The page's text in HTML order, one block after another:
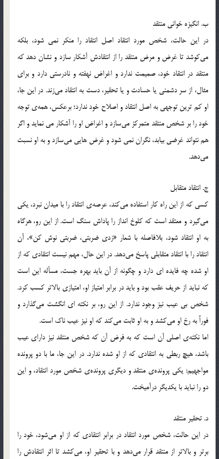
ب. انگیزه خوانی منتقد
در این حالت، شخص مورد انتقاد اصل انتقاد را منکر نمی شود، بلکه
می‌کوشد تا غرض و مرض منتقد را از انتقادش آشکار سازد و نشان دهد که
منتقد در انتقاد خود، صمیمت ندارد و اغراض نهفته و نادرستی دارد و برای
مثال، از سر دشمنی یا حسادت و یا تحقیر، دست به انتقاد می‌زند. در این جا،
او کم ترین توجهی به اصل انتقاد و اصلاح خود ندارد؛ برعکس، همه‌ی توجه
خود را بر شخص منتقد متمرکز می‌سازد و اغراض او را آشکار می نماید و اگر
هم نتواند غرضی بیابد، نگران نمی شود و غرض هایی می‌سازد و به او نسبت
می‌دهد.
ج. انتقاد متقابل
کسی که از این راه کار استفاده می‌کند، عرصه‌ی انتقاد را با میدان نبرد، یکی
می‌گیرد و معتقد است که کلوخ انداز را پاداش سنگ است. از این رو، هرگاه
به او انتقاد شود، بلافاصله با شعار «زدی ضربتی، ضربتی نوش کن»، آن
انتقاد را با انتقاد متقابلی پاسخ می‌دهد. در این حال، مهم نیست انتقادی که از
او شده چه فایده ای دارد و چگونه از آن باید بهره جست، مسأله این است
که نباید از حریف عقب بود و باید در برابر امتیاز او، امتیازی بالاتر کسب کرد.
شخص بی عیب نیز وجود ندارد. از این رو، بر نکته ای انگشت می‌گذارد و
فوراً به رخ او می‌کشد و به او ثابت می‌کند که او نیز عیب ناک است.
اما نکته‌ی اصلی آن است که به فرض آن که شخص منتقد نیز دارای عیب
باشد، هیچ ربطی به انتقادی که از او شده ندارد. در این جا، ما با دو پرونده
مواجهیم: یکی پرونده‌ی منتقد و دیگری پرونده‌ی شخص مورد انتقاد، و این
دو را نباید با یکدیگر درآمیخت.
د. تحقیر منتقد
در این حالت، شخص مورد انتقاد در برابر انتقادی که از او می‌شود، خود را
برتر و بالاتر از منتقد قرار می‌دهد و با تحقیر او، می‌کشد تا اثر انتقادش را